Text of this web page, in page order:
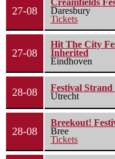
27-08
Creamfields
Daresbury
Tickets
27-08
Hit The City
Inherited
Eindhoven
28-08
Festival Strand
Utrecht
28-08
Breekout!
Bree
Tickets